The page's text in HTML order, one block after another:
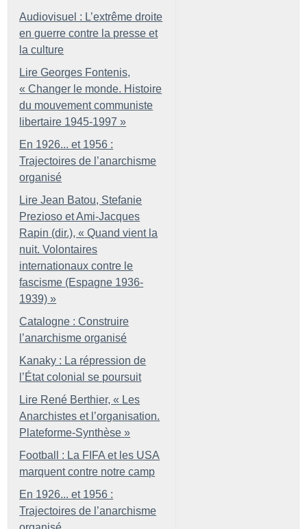
Audiovisuel : L’extrême droite
en guerre contre la presse et
la culture
Lire Georges Fontenis,
« Changer le monde. Histoire
du mouvement communiste
libertaire 1945-1997 »
En 1926... et 1956 :
Trajectoires de l’anarchisme
organisé
Lire Jean Batou, Stefanie
Prezioso et Ami-Jacques
Rapin (dir.), « Quand vient la
nuit. Volontaires
internationaux contre le
fascisme (Espagne 1936-
1939) »
Catalogne : Construire
l’anarchisme organisé
Kanaky : La répression de
l’État colonial se poursuit
Lire René Berthier, « Les
Anarchistes et l’organisation.
Plateforme-Synthèse »
Football : La FIFA et les USA
marquent contre notre camp
En 1926... et 1956 :
Trajectoires de l’anarchisme